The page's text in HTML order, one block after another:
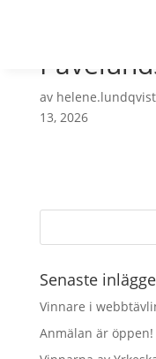
av
13, 2026
Senaste
Vinnare i
Anmälan är öppen!